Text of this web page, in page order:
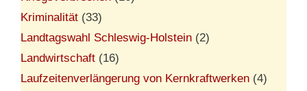
Kriminalität (33)
Landtagswahl Schleswig-Holstein (2)
Landwirtschaft (16)
Laufzeitenverlängerung von Kernkraftwerken (4)